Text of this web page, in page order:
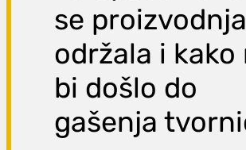
se proizvodnja
održala i kako
bi došlo do
gašenja